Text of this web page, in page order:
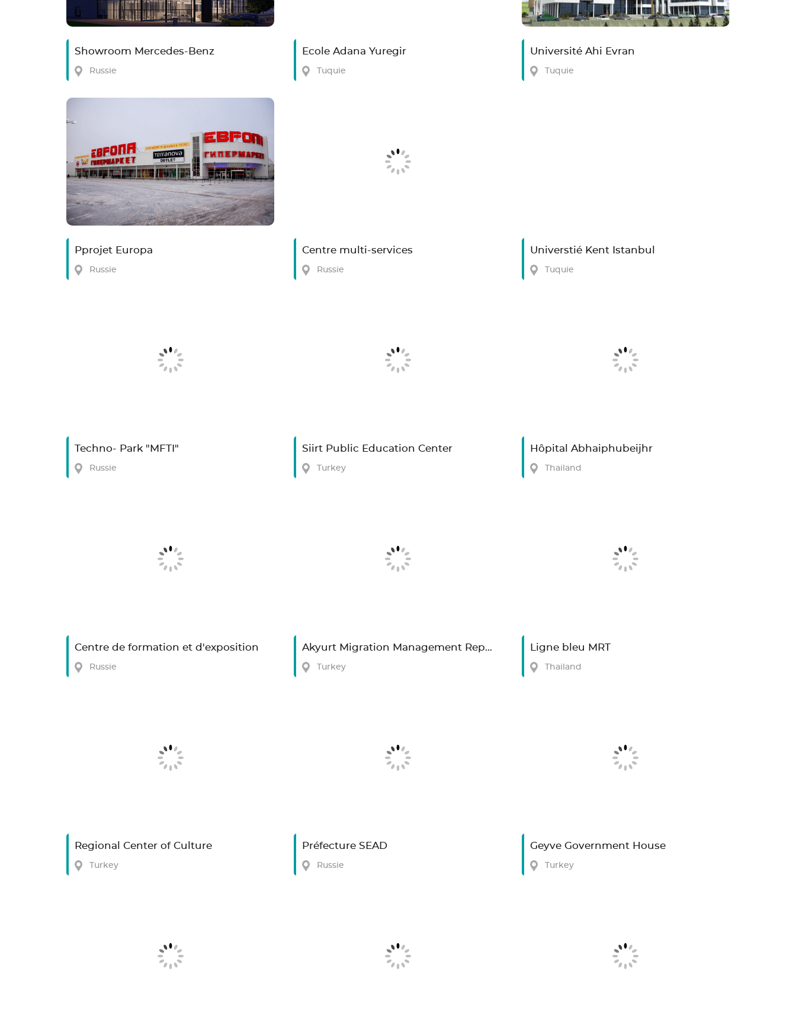
Showroom Mercedes-Benz
Russie
Ecole Adana Yuregir
Tuquie
Université Ahi Evran
Tuquie
Pprojet Europa
Russie
Centre multi-services
Russie
Universtié Kent Istanbul
Tuquie
Techno- Park "MFTI"
Russie
Siirt Public Education Center
Turkey
Hôpital Abhaiphubeijhr
Thailand
Centre de formation et d'exposition
Russie
Akyurt Migration Management Repatriation Center
Turkey
Ligne bleu MRT
Thailand
Regional Center of Culture
Turkey
Préfecture SEAD
Russie
Geyve Government House
Turkey